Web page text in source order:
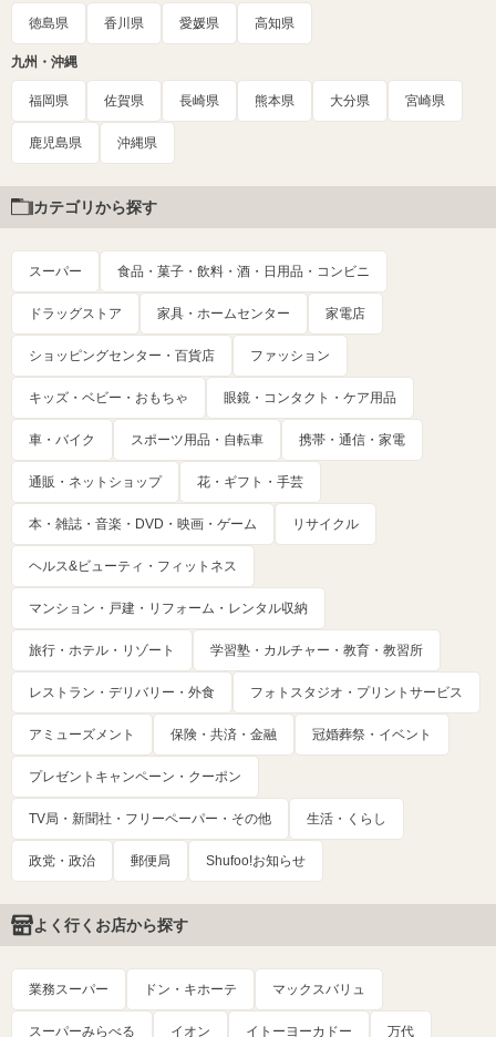
徳島県 香川県 愛媛県 高知県
九州・沖縄
福岡県 佐賀県 長崎県 熊本県 大分県 宮崎県
鹿児島県 沖縄県
カテゴリから探す
スーパー 食品・菓子・飲料・酒・日用品・コンビニ
ドラッグストア 家具・ホームセンター 家電店
ショッピングセンター・百貨店 ファッション
キッズ・ベビー・おもちゃ 眼鏡・コンタクト・ケア用品
車・バイク スポーツ用品・自転車 携帯・通信・家電
通販・ネットショップ 花・ギフト・手芸
本・雑誌・音楽・DVD・映画・ゲーム リサイクル
ヘルス&ビューティ・フィットネス
マンション・戸建・リフォーム・レンタル収納
旅行・ホテル・リゾート 学習塾・カルチャー・教育・教習所
レストラン・デリバリー・外食 フォトスタジオ・プリントサービス
アミューズメント 保険・共済・金融 冠婚葬祭・イベント
プレゼントキャンペーン・クーポン
TV局・新聞社・フリーペーパー・その他 生活・くらし
政党・政治 郵便局 Shufoo!お知らせ
よく行くお店から探す
業務スーパー ドン・キホーテ マックスバリュ
スーパーみらべる イオン イトーヨーカドー 万代